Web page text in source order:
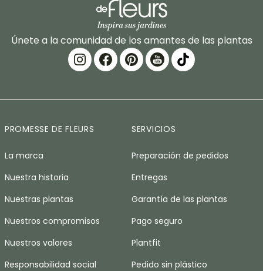
Únete a la comunidad de los amantes de las plantas
PROMESSE DE FLEURS
La marca
Nuestra historia
Nuestras plantas
Nuestros compromisos
Nuestros valores
Responsabilidad social
SERVICIOS
Preparación de pedidos
Entregas
Garantía de las plantas
Pago seguro
Plantfit
Pedido sin plástico